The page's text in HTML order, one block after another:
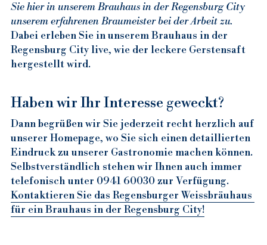
Restaurants in Regensburg
Restaurants in RGB Altstadt
Weißbrauhaus
Sehenswürdigkeiten Regensburg
Sie hier in unserem Brauhaus in der Regensburg City
unserem erfahrenen Braumeister bei der Arbeit zu.
Dabei erleben Sie in unserem Brauhaus in der
Regensburg City live, wie der leckere Gerstensaft
hergestellt wird.
Haben wir Ihr Interesse geweckt?
Dann begrüßen wir Sie jederzeit recht herzlich auf
unserer Homepage, wo Sie sich einen detaillierten
Eindruck zu unserer Gastronomie machen können.
Selbstverständlich stehen wir Ihnen auch immer
Kontaktieren Sie das Regensburger Weissbräuhaus
für ein Brauhaus in der Regensburg City!